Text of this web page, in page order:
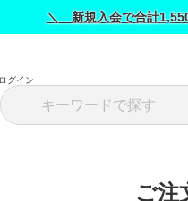
＼ 新規入会で合計
グイン
ご注